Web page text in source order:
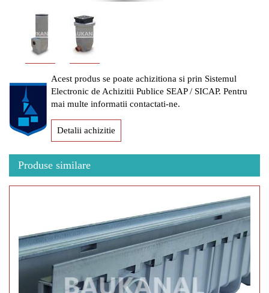
Acest produs se poate achizitiona si prin Sistemul
Electronic de Achizitii Publice SEAP / SICAP. Pentru
mai multe informatii contactati-ne.
Detalii achizitie
Produse similare